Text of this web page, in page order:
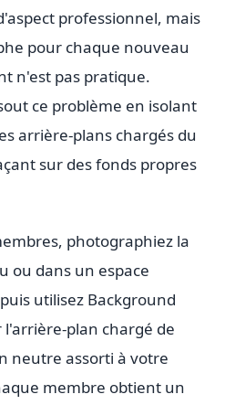
professionnel, mais
pour chaque nouveau
n'est pas pratique.
ce problème en isolant
arrière-plans chargés du
sur des fonds propres
photographiez la
ou dans un espace
utilisez Background
plan chargé de
neutre assorti à votre
membre obtient un